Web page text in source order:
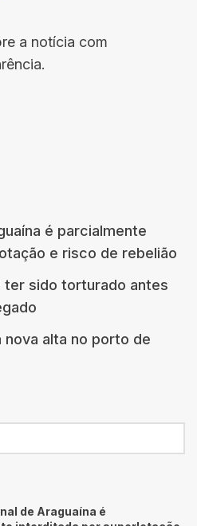
a notícia com
é parcialmente
e risco de rebelião
ter sido torturado antes
alta no porto de
de Araguaína é